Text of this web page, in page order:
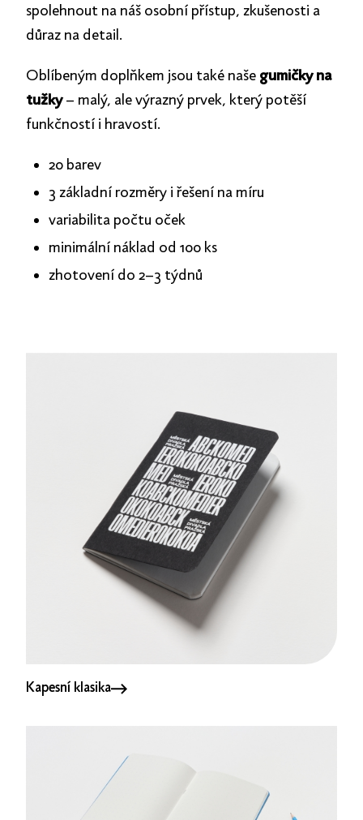
spolehnout na náš osobní přístup, zkušenosti a
důraz na detail.
Oblíbeným doplňkem jsou také naše gumičky na
tužky– malý, ale výrazný prvek, který potěší
funkčností i hravostí.
20 barev
3 základní rozměry i řešení na míru
variabilita počtu oček
minimální náklad od 100 ks
zhotovení do 2–3 týdnů
Kapesní klasika